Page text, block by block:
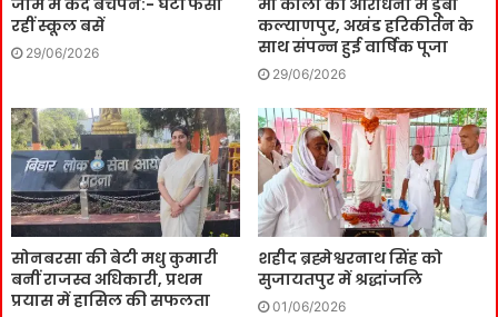
जाम में कैद बचपन:- घंटों फंसी
रहीं स्कूल बसें
29/06/2026
मां काली की आराधना में डूबा
कल्याणपुर, अखंड हरिकीर्तन के
साथ संपन्न हुई वार्षिक पूजा
29/06/2026
सोनबरसा की बेटी मधु कुमारी
बनीं राजस्व अधिकारी, प्रथम
प्रयास में हासिल की सफलता
शहीद ब्रह्मेश्वरनाथ सिंह को
सुजायतपुर में श्रद्धांजलि
01/06/2026